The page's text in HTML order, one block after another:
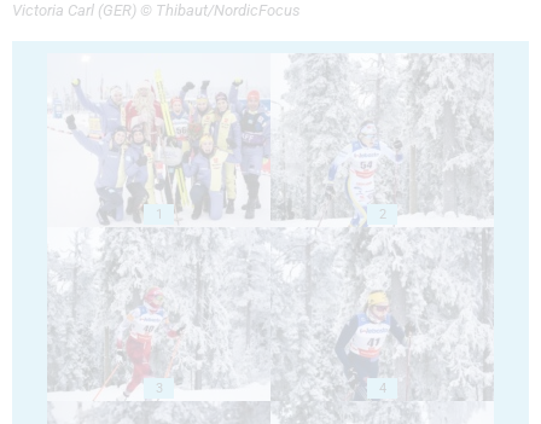
Victoria Carl (GER) © Thibaut/NordicFocus
1 2
3 4